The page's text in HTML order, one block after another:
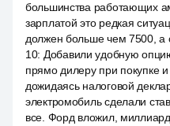
большинства работающих
зарплатой это редкая
должен больше чем 7500, а
10: Добавили удобную
прямо дилеру при покупке и
дожидаясь налоговой
электромобиль сделали
все. Форд вложил,